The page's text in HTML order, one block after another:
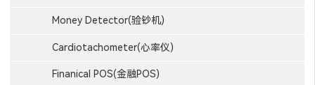
Money Detector(验钞机)
Cardiotachometer(心率仪)
Finanical POS(金融POS)